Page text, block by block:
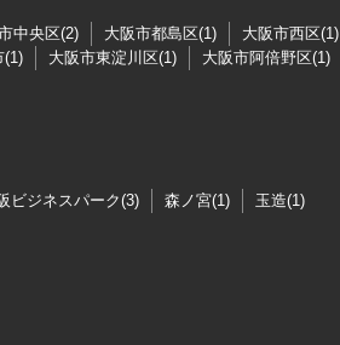
中央区(2) 大阪市都島区(1)
大阪市西区(1)
(1) 大阪市東淀川区(1)
大阪市阿倍野区(1)
ビジネスパーク(3) 森ノ宮(1)
玉造(1)